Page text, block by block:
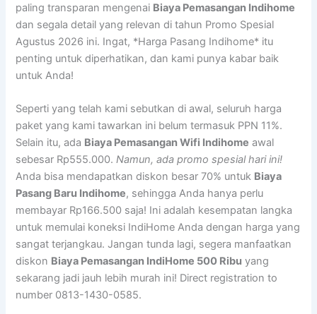
paling transparan mengenai Biaya Pemasangan Indihome
dan segala detail yang relevan di tahun Promo Spesial
Agustus 2026 ini. Ingat, *Harga Pasang Indihome* itu
penting untuk diperhatikan, dan kami punya kabar baik
untuk Anda!
Seperti yang telah kami sebutkan di awal, seluruh harga
paket yang kami tawarkan ini belum termasuk PPN 11%.
Selain itu, ada Biaya Pemasangan Wifi Indihome awal
sebesar Rp555.000.Namun, ada promo spesial hari ini!
Anda bisa mendapatkan diskon besar 70% untuk Biaya
Pasang Baru Indihome, sehingga Anda hanya perlu
membayar Rp166.500 saja! Ini adalah kesempatan langka
untuk memulai koneksi IndiHome Anda dengan harga yang
sangat terjangkau. Jangan tunda lagi, segera manfaatkan
diskon Biaya Pemasangan IndiHome 500 Ribu yang
sekarang jadi jauh lebih murah ini! Direct registration to
number 0813-1430-0585.